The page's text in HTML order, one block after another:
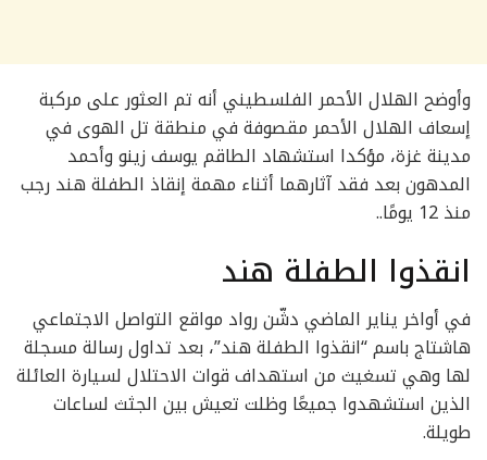
وأوضح الهلال الأحمر الفلسطيني أنه تم العثور على مركبة
إسعاف الهلال الأحمر مقصوفة في منطقة تل الهوى في
مدينة غزة، مؤكدا استشهاد الطاقم يوسف زينو وأحمد
المدهون بعد فقد آثارهما أثناء مهمة إنقاذ الطفلة هند رجب
منذ 12 يومًا..
انقذوا الطفلة هند
في أواخر يناير الماضي دشّن رواد مواقع التواصل الاجتماعي
هاشتاج باسم “انقذوا الطفلة هند”، بعد تداول رسالة مسجلة
لها وهي تسغيث من استهداف قوات الاحتلال لسيارة العائلة
الذين استشهدوا جميعًا وظلت تعيش بين الجثث لساعات
طويلة.